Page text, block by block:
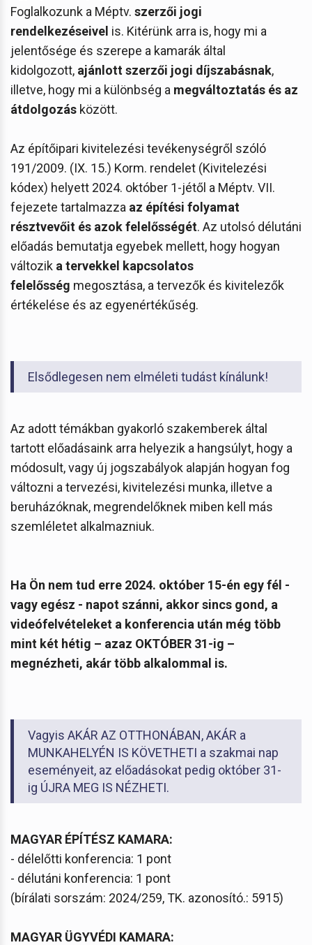
Foglalkozunk a Méptv. szerzői jogi
rendelkezéseivel is. Kitérünk arra is, hogy mi a
jelentősége és szerepe a kamarák által
kidolgozott, ajánlott szerzői jogi díjszabásnak,
illetve, hogy mi a különbség a megváltoztatás és az
átdolgozás között.
Az építőipari kivitelezési tevékenységről szóló
191/2009. (IX. 15.) Korm. rendelet (Kivitelezési
kódex) helyett 2024. október 1-jétől a Méptv. VII.
fejezete tartalmazza az építési folyamat
résztvevőit és azok felelősségét. Az utolsó délutáni
előadás bemutatja egyebek mellett, hogy hogyan
változik a tervekkel kapcsolatos
felelősség megosztása, a tervezők és kivitelezők
értékelése és az egyenértékűség.
Elsődlegesen nem elméleti tudást kínálunk!
Az adott témákban gyakorló szakemberek által
tartott előadásaink arra helyezik a hangsúlyt, hogy a
módosult, vagy új jogszabályok alapján hogyan fog
változni a tervezési, kivitelezési munka, illetve a
beruházóknak, megrendelőknek miben kell más
szemléletet alkalmazniuk.
Ha Ön nem tud erre 2024. október 15-én egy fél -
vagy egész - napot szánni, akkor sincs gond, a
videófelvételeket a konferencia után még több
mint két hétig – azaz OKTÓBER 31-ig –
megnézheti, akár több alkalommal is.
Vagyis AKÁR AZ OTTHONÁBAN, AKÁR a
MUNKAHELYÉN IS KÖVETHETI a szakmai nap
eseményeit, az előadásokat pedig október 31-
ig ÚJRA MEG IS NÉZHETI.
MAGYAR ÉPÍTÉSZ KAMARA:
- délelőtti konferencia: 1 pont
- délutáni konferencia: 1 pont
(bírálati sorszám: 2024/259, TK. azonosító.: 5915)
MAGYAR ÜGYVÉDI KAMARA: